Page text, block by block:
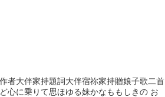
者大伴家持題詞大伴宿祢家持贈娘子歌二首
心に乗りて思ほゆる妹かなももしきの お